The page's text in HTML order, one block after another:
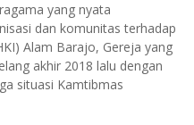
yang nyata
dan komunitas terhadap
Alam Barajo, Gereja yang
akhir 2018 lalu dengan
situasi Kamtibmas